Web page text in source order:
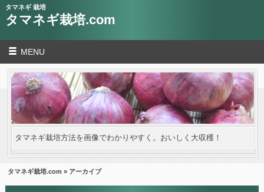
タマネギ 栽培
タマネギ栽培.com
MENU
タマネギ栽培方法を画像でわかりやすく。おいしく大収穫！
タマネギ栽培.com » アーカイブ